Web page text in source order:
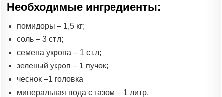
Необходимые ингредиенты:
помидоры – 1,5 кг;
соль – 3 ст.л;
семена укропа – 1 ст.л;
зеленый укроп – 1 пучок;
чеснок –1 головка
минеральная вода с газом – 1 литр.